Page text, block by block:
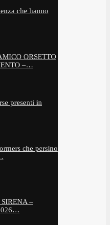
che hanno
ORSETTO
–…
presenti in
che persino
–